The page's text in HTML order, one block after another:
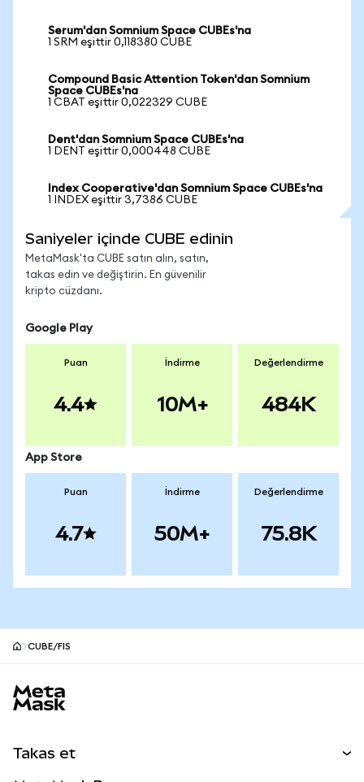
Serum'dan Somnium Space CUBEs'na
1 SRM eşittir 0,118380 CUBE
Compound Basic Attention Token'dan Somnium
Space CUBEs'na
1 CBAT eşittir 0,022329 CUBE
Dent'dan Somnium Space CUBEs'na
1 DENT eşittir 0,000448 CUBE
Index Cooperative'dan Somnium Space CUBEs'na
1 INDEX eşittir 3,7386 CUBE
Saniyeler içinde CUBE edinin
MetaMask'ta CUBE satın alın, satın,
takas edin ve değiştirin. En güvenilir
kripto cüzdanı.
Google Play
Puan
4.4
İndirme
10M+
Değerlendirme
484K
App Store
Puan
4.7
İndirme
50M+
Değerlendirme
75.8K
CUBE/FIS
Takas et